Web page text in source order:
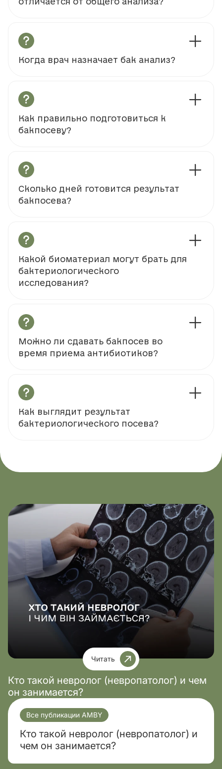
отличается от общего анализа?
Когда врач назначает бак анализ?
Как правильно подготовиться к
бакпосеву?
Сколько дней готовится результат
бакпосева?
Какой биоматериал могут брать для
бактериологического
исследования?
Можно ли сдавать бакпосев во
время приема антибиотиков?
Как выглядит результат
бактериологического посева?
Читать
Кто такой невролог (невропатолог) и чем
он занимается?
Все публикации AMBY
Кто такой невролог (невропатолог) и
чем он занимается?